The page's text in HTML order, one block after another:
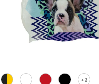
+2